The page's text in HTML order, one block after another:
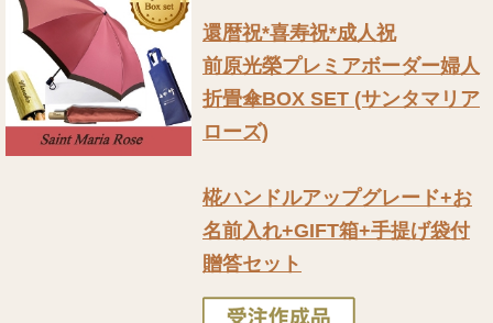
還暦祝*喜寿祝*成人祝
前原光榮プレミアボーダー婦人
折畳傘BOX SET (サンタマリア
ローズ)
椛ハンドルアップグレード+お
名前入れ+GIFT箱+手提げ袋付
贈答セット